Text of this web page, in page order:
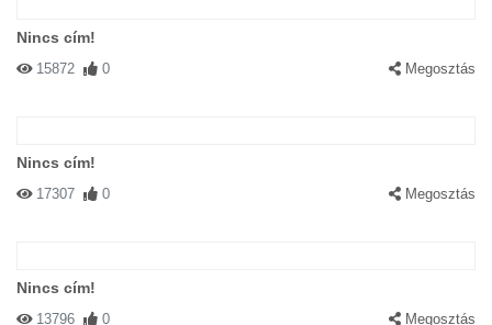
Nincs cím!
15872 0 Megosztás
Nincs cím!
17307 0 Megosztás
Nincs cím!
13796 0 Megosztás